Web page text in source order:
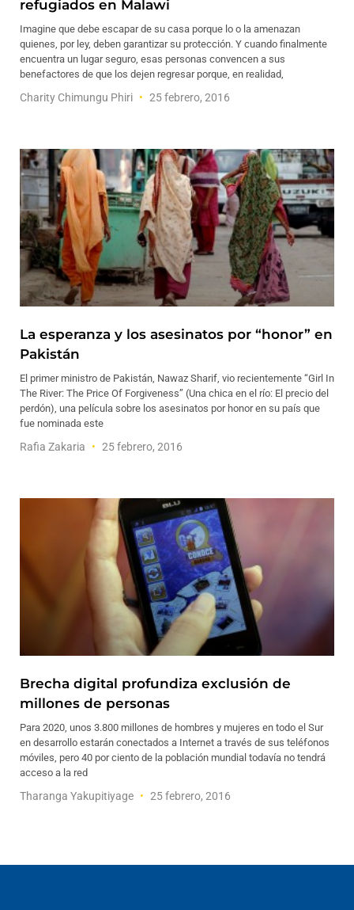
refugiados en Malawi
Imagine que debe escapar de su casa porque lo o la amenazan
quienes, por ley, deben garantizar su protección. Y cuando finalmente
encuentra un lugar seguro, esas personas convencen a sus
benefactores de que los dejen regresar porque, en realidad,
Charity Chimungu Phiri 25 febrero, 2016
La esperanza y los asesinatos por “honor” en
Pakistán
El primer ministro de Pakistán, Nawaz Sharif, vio recientemente “Girl In
The River: The Price Of Forgiveness” (Una chica en el río: El precio del
perdón), una película sobre los asesinatos por honor en su país que
fue nominada este
Rafia Zakaria 25 febrero, 2016
Brecha digital profundiza exclusión de
millones de personas
Para 2020, unos 3.800 millones de hombres y mujeres en todo el Sur
en desarrollo estarán conectados a Internet a través de sus teléfonos
móviles, pero 40 por ciento de la población mundial todavía no tendrá
acceso a la red
Tharanga Yakupitiyage 25 febrero, 2016